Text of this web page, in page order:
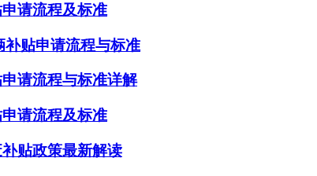
请流程及标准
补贴申请流程与标准
请流程与标准详解
请流程及标准
贴政策最新解读